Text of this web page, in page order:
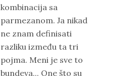
kombinacija sa
parmezanom. Ja nikad
ne znam definisati
razliku između ta tri
pojma. Meni je sve to
bundeva... One što su